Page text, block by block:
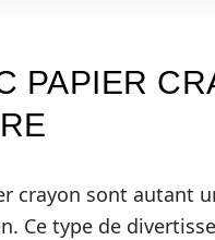
PAPIER
crayon sont autant
Ce type de